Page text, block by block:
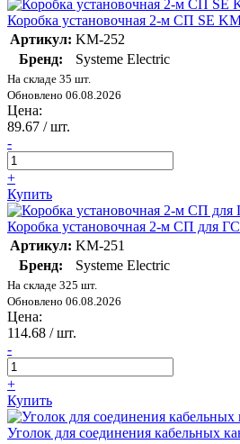
Коробка установочная 2-м СП SE
Артикул: KM-252
Бренд:
Systeme Electric
На складе 35 шт.
Обновлено 06.08.2026
Цена:
89.67 / шт.
-
+
Купить
Коробка установочная 2-м СП для
Артикул: KM-251
Бренд:
Systeme Electric
На складе 325 шт.
Обновлено 06.08.2026
Цена:
114.68 / шт.
-
+
Купить
Уголок для соединения кабельных